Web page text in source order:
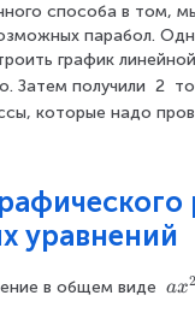
1
способа в том,
парабол.
график
Затем получили 2
которые надо
уравнений
в общем виде a
ax2